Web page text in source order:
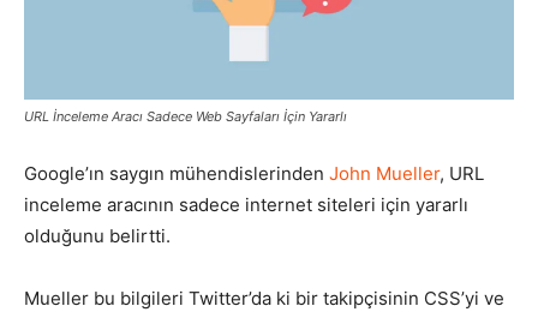
–
SEO,
URL İnceleme Aracı Sadece Web Sayfaları İçin Yararlı
Google’ın saygın mühendislerinden John Mueller, URL
inceleme aracının sadece internet siteleri için yararlı
olduğunu belirtti.
Mueller bu bilgileri Twitter’da ki bir takipçisinin CSS’yi ve